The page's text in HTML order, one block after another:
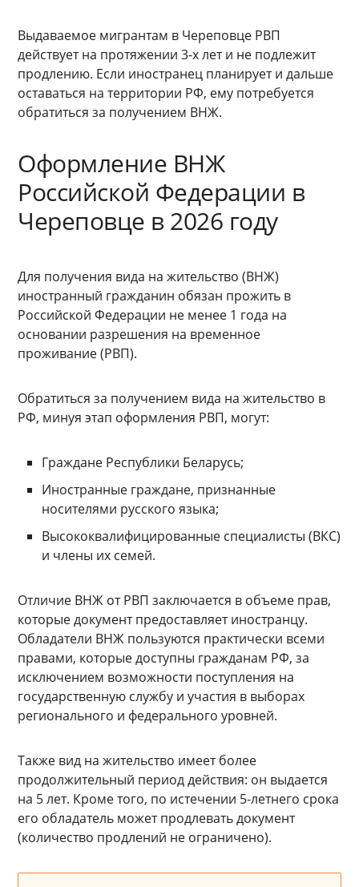
Выдаваемое мигрантам в Череповце РВП
действует на протяжении 3-х лет и не подлежит
продлению. Если иностранец планирует и дальше
оставаться на территории РФ, ему потребуется
обратиться за получением ВНЖ.
Оформление ВНЖ
Российской Федерации в
Череповце в 2026 году
Для получения вида на жительство (ВНЖ)
иностранный гражданин обязан прожить в
Российской Федерации не менее 1 года на
основании разрешения на временное
проживание (РВП).
Обратиться за получением вида на жительство в
РФ, минуя этап оформления РВП, могут:
Граждане Республики Беларусь;
Иностранные граждане, признанные
носителями русского языка;
Высококвалифицированные специалисты (ВКС)
и члены их семей.
Отличие ВНЖ от РВП заключается в объеме прав,
которые документ предоставляет иностранцу.
Обладатели ВНЖ пользуются практически всеми
правами, которые доступны гражданам РФ, за
исключением возможности поступления на
государственную службу и участия в выборах
регионального и федерального уровней.
Также вид на жительство имеет более
продолжительный период действия: он выдается
на 5 лет. Кроме того, по истечении 5-летнего срока
его обладатель может продлевать документ
(количество продлений не ограничено).